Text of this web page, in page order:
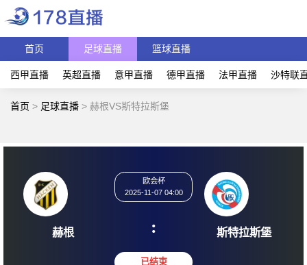
首页 足球直播 篮球直播
西甲直播 英超直播 意甲直播 德甲直播 法甲直播 沙特联
首页 > 足球直播 > 赫根VS斯特拉斯堡
2025-11-07 04:00